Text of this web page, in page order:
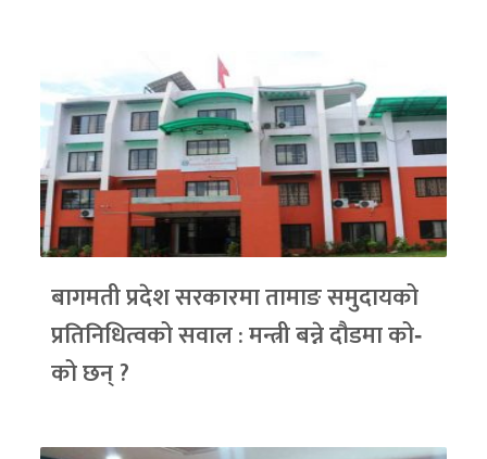
बागमती प्रदेश सरकारमा तामाङ समुदायको
प्रतिनिधित्वको सवाल : मन्त्री बन्ने दौडमा को‐
को छन् ?